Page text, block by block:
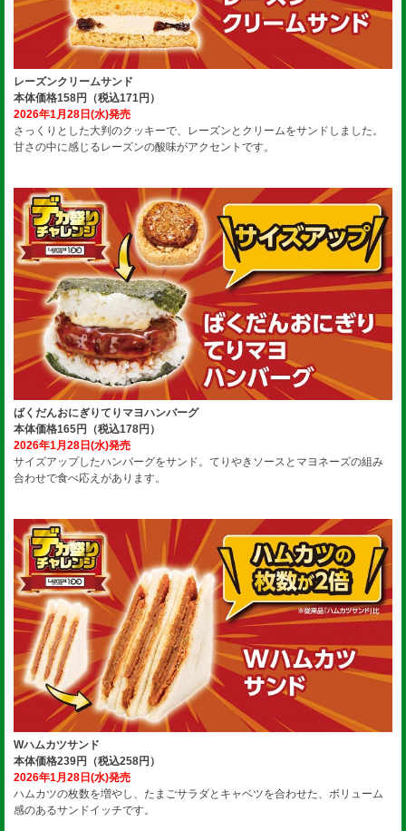
レーズンクリームサンド
本体価格158円（税込171円）
2026年1月28日(水)発売
さっくりとした大判のクッキーで、レーズンとクリームをサンドしました。
甘さの中に感じるレーズンの酸味がアクセントです。
ばくだんおにぎりてりマヨハンバーグ
本体価格165円（税込178円）
2026年1月28日(水)発売
サイズアップしたハンバーグをサンド。てりやきソースとマヨネーズの組み
合わせで食べ応えがあります。
Wハムカツサンド
本体価格239円（税込258円）
2026年1月28日(水)発売
ハムカツの枚数を増やし、たまごサラダとキャベツを合わせた、ボリューム
感のあるサンドイッチです。